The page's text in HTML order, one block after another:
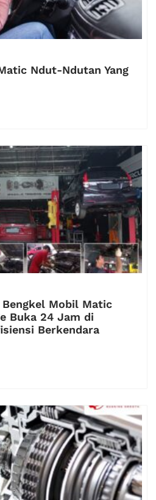
Ndut-Ndutan Yang
Mobil Matic
Buka 24 Jam di
Berkendara